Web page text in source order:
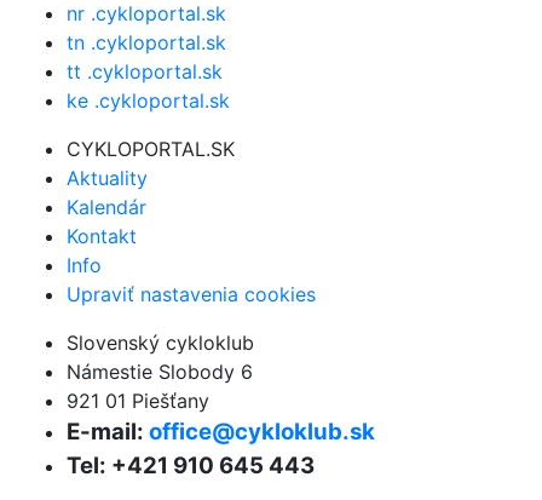
nr .cykloportal.sk
tn .cykloportal.sk
tt .cykloportal.sk
ke .cykloportal.sk
CYKLOPORTAL.SK
Aktuality
Kalendár
Kontakt
Info
Upraviť nastavenia cookies
Slovenský cykloklub
Námestie Slobody 6
921 01 Piešťany
E-mail: office@cykloklub.sk
Tel: +421 910 645 443